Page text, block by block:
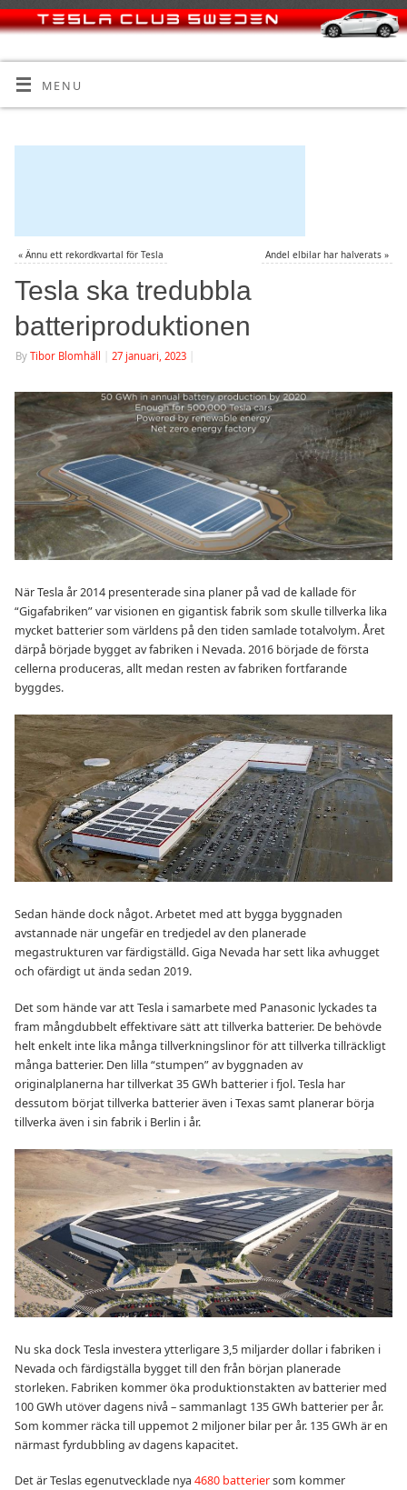
MENU
« Ännu ett rekordkvartal för Tesla Andel elbilar har halverats »
Tesla ska tredubbla
batteriproduktionen
By Tibor Blomhäll 27 januari, 2023
När Tesla år 2014 presenterade sina planer på vad de kallade för
“Gigafabriken” var visionen en gigantisk fabrik som skulle tillverka lika
mycket batterier som världens på den tiden samlade totalvolym. Året
därpå började bygget av fabriken i Nevada. 2016 började de första
cellerna produceras, allt medan resten av fabriken fortfarande
byggdes.
Sedan hände dock något. Arbetet med att bygga byggnaden
avstannade när ungefär en tredjedel av den planerade
megastrukturen var färdigställd. Giga Nevada har sett lika avhugget
och ofärdigt ut ända sedan 2019.
Det som hände var att Tesla i samarbete med Panasonic lyckades ta
fram mångdubbelt effektivare sätt att tillverka batterier. De behövde
helt enkelt inte lika många tillverkningslinor för att tillverka tillräckligt
många batterier. Den lilla “stumpen” av byggnaden av
originalplanerna har tillverkat 35 GWh batterier i fjol. Tesla har
dessutom börjat tillverka batterier även i Texas samt planerar börja
tillverka även i sin fabrik i Berlin i år.
Nu ska dock Tesla investera ytterligare 3,5 miljarder dollar i fabriken i
Nevada och färdigställa bygget till den från början planerade
storleken. Fabriken kommer öka produktionstakten av batterier med
100 GWh utöver dagens nivå – sammanlagt 135 GWh batterier per år.
Som kommer räcka till uppemot 2 miljoner bilar per år. 135 GWh är en
närmast fyrdubbling av dagens kapacitet.
Det är Teslas egenutvecklade nya 4680 batteriersom kommer